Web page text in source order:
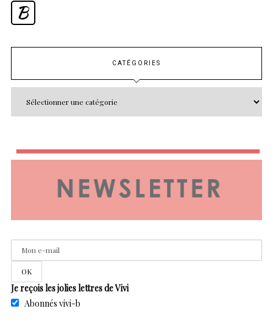
B
CATÉGORIES
Je reçois les jolies lettres de Vivi
Abonnés vivi-b